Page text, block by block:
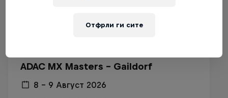
ADAC MX Masters – Gaildorf
8 – 9 Август 2026
Отфрли ги сите